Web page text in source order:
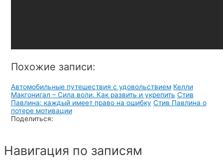
Похожие записи:
Автомобильные путешествия с удовольствием Келли
Макгонигал – Сила воли. Как развить и укрепить Стив
Павлина: каждый имеет право на ошибку Стив Павлина о
потере мотивации
Поделиться:
Навигация по записям